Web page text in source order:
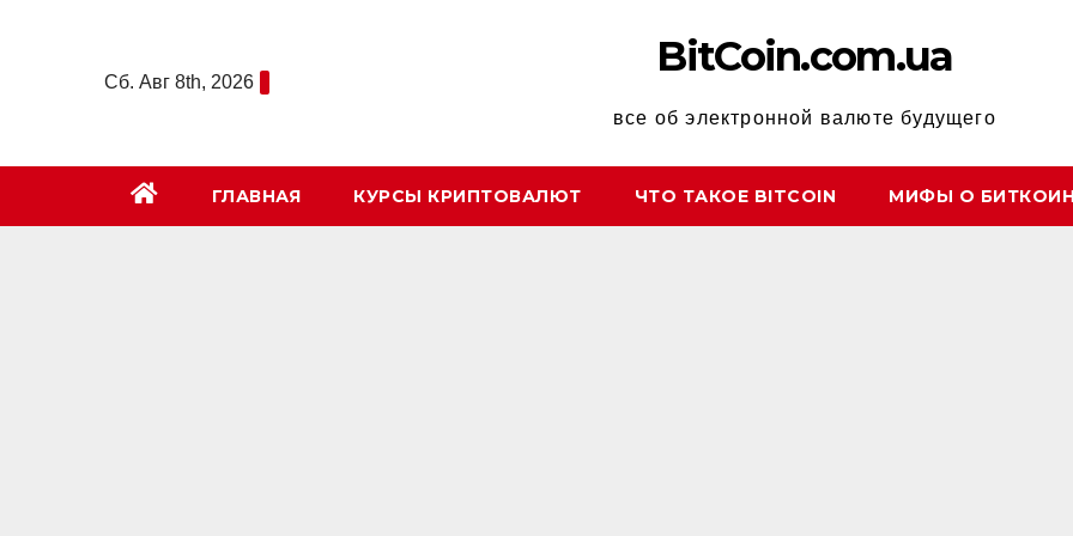
содержимомуСб. Авг 8th, 2026
BitCoin.com.ua
все об электронной валюте будущего
ГЛАВНАЯ КУРСЫ КРИПТОВАЛЮТ ЧТО ТАКОЕ BITCOIN МИФЫ О